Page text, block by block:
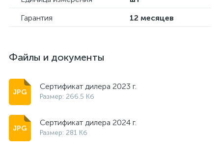
Гарантия
12 месяцев
Файлы и документы
Сертификат дилера 2023 г.
Размер: 266.5 Кб
Сертификат дилера 2024 г.
Размер: 281 Кб